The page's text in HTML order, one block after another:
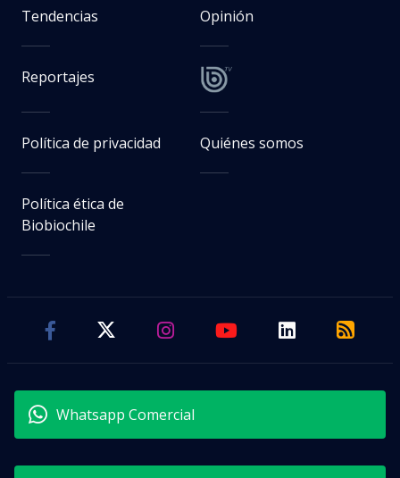
Tendencias Opinión
Reportajes
Política de privacidad Quiénes somos
Política ética de
Biobiochile
Whatsapp Comercial